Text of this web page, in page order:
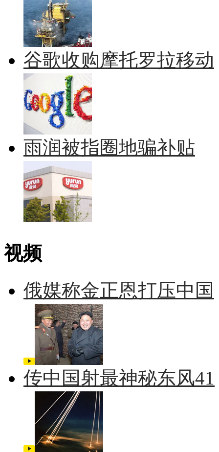
谷歌收购摩托罗拉移动
雨润被指圈地骗补贴
视频
俄媒称金正恩打压中国
传中国射最神秘东风41